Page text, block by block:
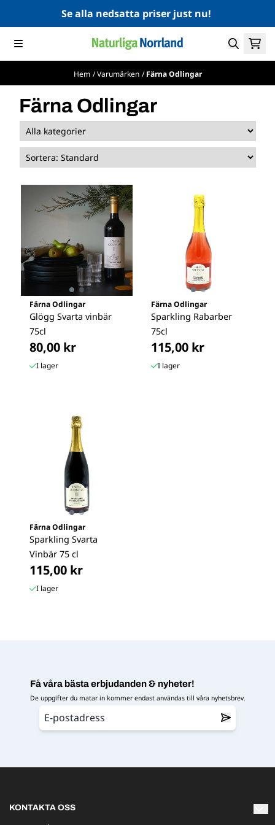
Hoppa till innehållSe alla nedsatta priser just nu!
Hem /Varumärken /Färna Odlingar
Färna Odlingar
Färna Odlingar
Glögg Svarta vinbär
75cl
80,00 kr
I lager
Färna Odlingar
Sparkling Rabarber
75cl
115,00 kr
I lager
Färna Odlingar
Sparkling Svarta
Vinbär 75 cl
115,00 kr
I lager
Få våra bästa erbjudanden & nyheter!
De uppgifter du matar in kommer endast användas till våra nyhetsbrev.
KONTAKTA OSS